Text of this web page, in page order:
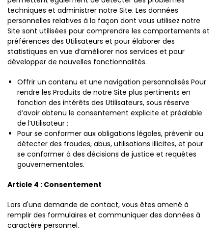
techniques et administrer notre Site. Les données
personnelles relatives à la façon dont vous utilisez notre
Site sont utilisées pour comprendre les comportements et
préférences des Utilisateurs et pour élaborer des
statistiques en vue d’améliorer nos services et pour
développer de nouvelles fonctionnalités.
Offrir un contenu et une navigation personnalisés Pour
rendre les Produits de notre Site plus pertinents en
fonction des intérêts des Utilisateurs, sous réserve
d’avoir obtenu le consentement explicite et préalable
de l’Utilisateur ;
Pour se conformer aux obligations légales, prévenir ou
détecter des fraudes, abus, utilisations illicites, et pour
se conformer à des décisions de justice et requêtes
gouvernementales.
Article 4 : Consentement
Lors d'une demande de contact, vous êtes amené à
remplir des formulaires et communiquer des données à
caractère personnel.